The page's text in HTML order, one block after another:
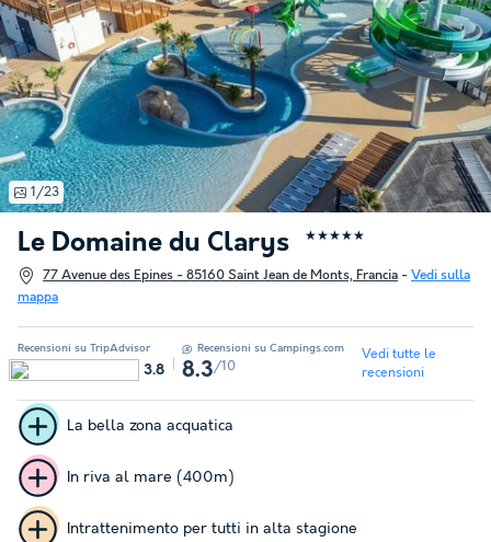
Le Domaine du Clarys ★★★★★
77 Avenue des Epines - 85160 Saint Jean de Monts, Francia - Vedi sulla
mappa
1/23
Recensioni su TripAdvisor
3.8
Recensioni su Campings.com
8.3/10
Vedi tutte le
recensioni
La bella zona acquatica
In riva al mare (400m)
Intrattenimento per tutti in alta stagione